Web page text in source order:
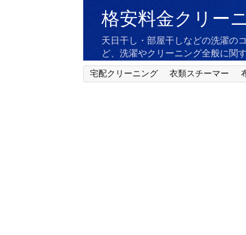
格安料金クリー
天日干し・部屋干しなどの洗濯の
ど、洗濯やクリーニング全般に関
宅配クリーニング 衣類スチーマー